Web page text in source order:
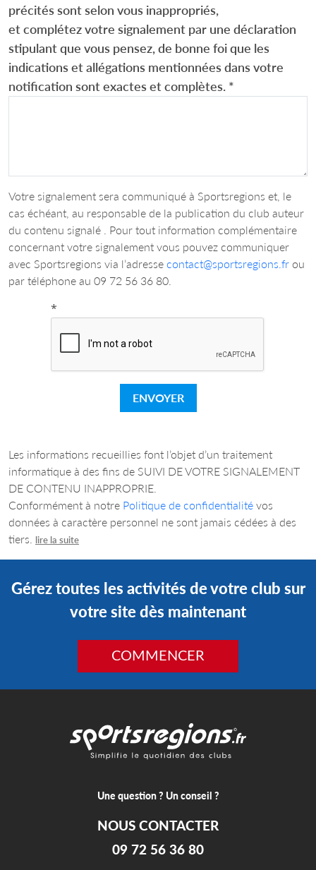
précités sont selon vous inappropriés,
et complétez votre signalement par une déclaration
stipulant que vous pensez, de bonne foi que les
indications et allégations mentionnées dans votre
notification sont exactes et complètes. *
Votre signalement sera communiqué à Sportsregions et, le
cas échéant, au responsable de la publication du club auteur
du contenu signalé . Pour tout information complémentaire
concernant votre signalement vous pouvez communiquer
avec Sportsregions via l’adresse contact@sportsregions.fr ou
par téléphone au 09 72 56 36 80.
*
ENVOYER
Les informations recueillies font l’objet d’un traitement
informatique à des fins de SUIVI DE VOTRE SIGNALEMENT
DE CONTENU INAPPROPRIE.
Conformément à notre Politique de confidentialité vos
données à caractère personnel ne sont jamais cédées à des
tiers.
lire la suite
Gérez toutes les activités de votre club sur
votre site dès maintenant
COMMENCER
Une question ? Un conseil ?
NOUS CONTACTER
09 72 56 36 80